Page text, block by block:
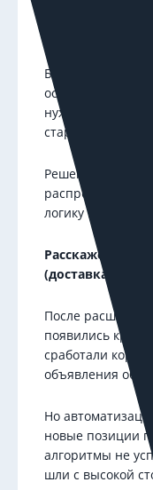
Без
остаются в тени,
нужного охвата,
старые
Решение:
распределить
логику показов.
Расскажем на
(доставка еды)
После
появились
сработали
объявления
Но
новые позиции
алгоритмы не
шли с высокой